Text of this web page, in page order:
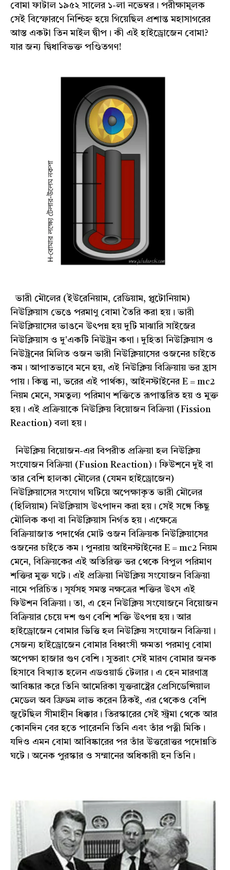
বোমা ফাটাল ১৯৫২ সালের ১-লা নভেম্বর। পরীক্ষামূলক
সেই বিস্ফোরণে নিশ্চিহ্ন হয়ে গিয়েছিল প্রশান্ত মহাসাগরের
আস্ত একটা তিন মাইল দ্বীপ। কী এই হাইড্রোজেন বোমা?
যার জন্য দ্বিধাবিভক্ত পণ্ডিতগণ!
ভারী মৌলের (ইউরেনিয়াম, রেডিয়াম, প্লুটোনিয়াম)
নিউক্লিয়াস ভেঙে পরমাণু বোমা তৈরি করা হয়। ভারী
নিউক্লিয়াসের ভাঙনে উৎপন্ন হয় দুটি মাঝারি সাইজের
নিউক্লিয়াস ও দু'একটি নিউট্রন কণা। দুহিতা নিউক্লিয়াস ও
নিউট্রনের মিলিত ওজন ভারী নিউক্লিয়াসের ওজনের চাইতে
কম। আপাতভাবে মনে হয়, এই নিউক্লিয় বিক্রিয়ায় ভর হ্রাস
পায়। কিন্তু না, ভরের এই পার্থক্য, আইনস্টাইনের E = mc2
নিয়ম মেনে, সমতুল্য পরিমাণ শক্তিতে রূপান্তরিত হয় ও মুক্ত
হয়। এই প্রক্রিয়াকে নিউক্লিয় বিয়োজন বিক্রিয়া (Fission
Reaction) বলা হয়।
নিউক্লিয় বিয়োজন-এর বিপরীত প্রক্রিয়া হল নিউক্লিয়
সংযোজন বিক্রিয়া (Fusion Reaction)। ফিউশনে দুই বা
তার বেশি হালকা মৌলের (যেমন হাইড্রোজেন)
নিউক্লিয়াসের সংযোগ ঘটিয়ে অপেক্ষাকৃত ভারী মৌলের
(হিলিয়াম) নিউক্লিয়াস উৎপাদন করা হয়। সেই সঙ্গে কিছু
মৌলিক কণা বা নিউক্লিয়াস নির্গত হয়। এক্ষেত্রে
বিক্রিয়াজাত পদার্থের মোট ওজন বিক্রিয়ক নিউক্লিয়াসের
ওজনের চাইতে কম। পুনরায় আইনস্টাইনের E = mc2 নিয়ম
মেনে, বিক্রিয়কের এই অতিরিক্ত ভর থেকে বিপুল পরিমাণ
শক্তির মুক্ত ঘটে। এই প্রক্রিয়া নিউক্লিয় সংযোজন বিক্রিয়া
নামে পরিচিত। সূর্যসহ সমস্ত নক্ষত্রের শক্তির উৎস এই
ফিউশন বিক্রিয়া। তা, এ হেন নিউক্লিয় সংযোজনে বিয়োজন
বিক্রিয়ার চেয়ে দশ গুণ বেশি শক্তি উৎপন্ন হয়। আর
হাইড্রোজেন বোমার ভিত্তি হল নিউক্লিয় সংযোজন বিক্রিয়া।
সেজন্য হাইড্রোজেন বোমার বিধ্বংসী ক্ষমতা পরমাণু বোমা
অপেক্ষা হাজার গুণ বেশি। সুতরাং সেই মারণ বোমার জনক
হিসাবে বিখ্যাত হলেন এডওয়ার্ড টেলার। এ হেন মারণাস্ত্র
আবিষ্কার করে তিনি আমেরিকা যুক্তরাষ্ট্রের প্রেসিডেন্সিয়াল
মেডেল অব ফ্রিডম লাভ করেন ঠিকই, এর থেকেও বেশি
জুটেছিল সীমাহীন ধিক্কার। তিরস্কারের সেই স্ট্রমা থেকে আর
কোনদিন বের হতে পারেননি তিনি এবং তাঁর পত্নী মিকি।
যদিও এমন বোমা আবিষ্কারের পর তাঁর উত্তরোত্তর পদোন্নতি
ঘটে। অনেক পুরস্কার ও সম্মানের অধিকারী হন তিনি।